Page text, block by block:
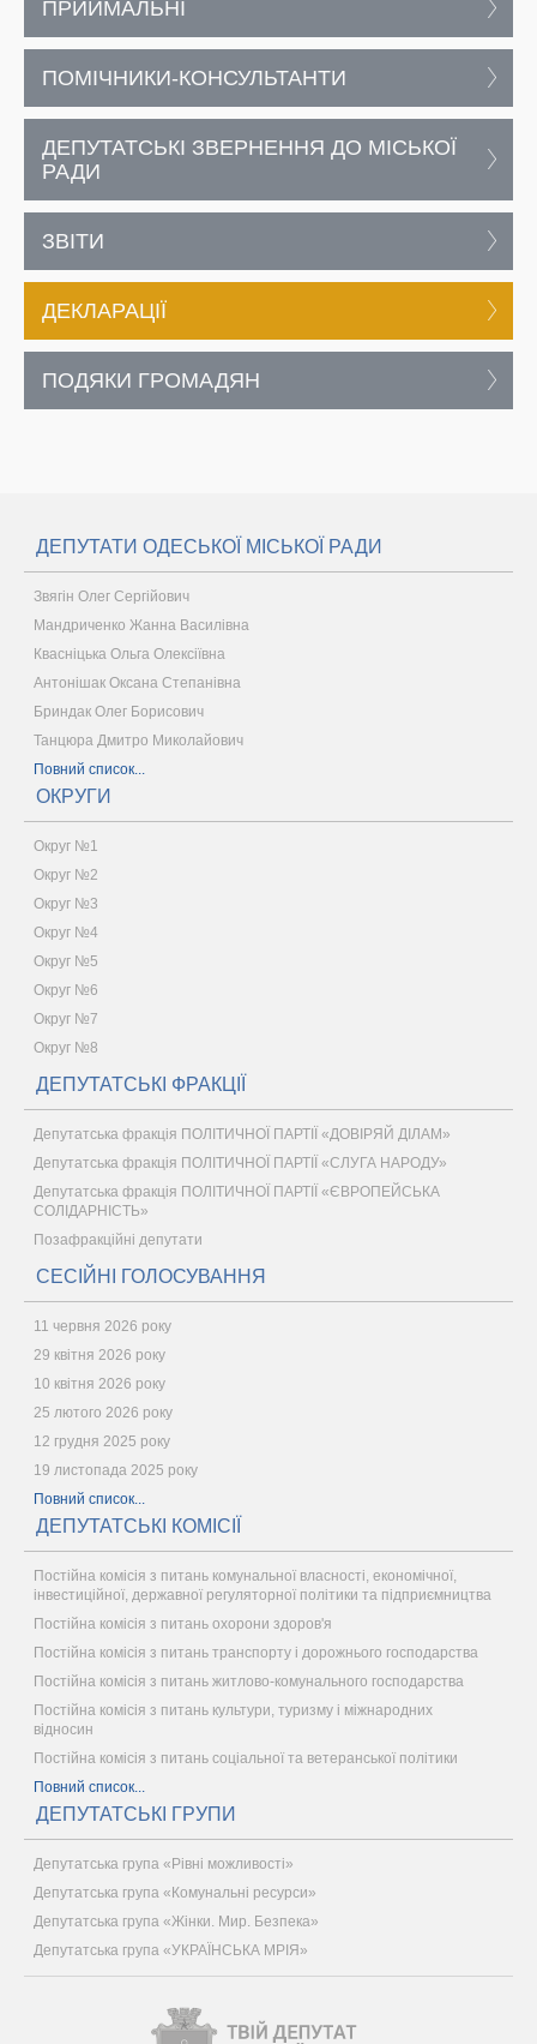
ПРИЙМАЛЬНІ
ПОМІЧНИКИ-КОНСУЛЬТАНТИ
ДЕПУТАТСЬКІ ЗВЕРНЕННЯ ДО МІСЬКОЇ
РАДИ
ЗВІТИ
ДЕКЛАРАЦІЇ
ПОДЯКИ ГРОМАДЯН
ДЕПУТАТИ ОДЕСЬКОЇ МІСЬКОЇ РАДИ
Звягін Олег Сергійович
Мандриченко Жанна Василівна
Квасніцька Ольга Олексіївна
Антонішак Оксана Степанівна
Бриндак Олег Борисович
Танцюра Дмитро Миколайович
Повний список...
ОКРУГИ
Округ №1
Округ №2
Округ №3
Округ №4
Округ №5
Округ №6
Округ №7
Округ №8
ДЕПУТАТСЬКІ ФРАКЦІЇ
Депутатська фракція ПОЛІТИЧНОЇ ПАРТІЇ «ДОВІРЯЙ ДІЛАМ»
Депутатська фракція ПОЛІТИЧНОЇ ПАРТІЇ «СЛУГА НАРОДУ»
Депутатська фракція ПОЛІТИЧНОЇ ПАРТІЇ «ЄВРОПЕЙСЬКА
СОЛІДАРНІСТЬ»
Позафракційні депутати
СЕСІЙНІ ГОЛОСУВАННЯ
11 червня 2026 року
29 квітня 2026 року
10 квітня 2026 року
25 лютого 2026 року
12 грудня 2025 року
19 листопада 2025 року
Повний список...
ДЕПУТАТСЬКІ КОМІСІЇ
Постійна комісія з питань комунальної власності, економічної,
інвестиційної, державної регуляторної політики та підприємництва
Постійна комісія з питань охорони здоров'я
Постійна комісія з питань транспорту і дорожнього господарства
Постійна комісія з питань житлово-комунального господарства
Постійна комісія з питань культури, туризму і міжнародних
відносин
Постійна комісія з питань соціальної та ветеранської політики
Повний список...
ДЕПУТАТСЬКІ ГРУПИ
Депутатська група «Рівні можливості»
Депутатська група «Комунальні ресурси»
Депутатська група «Жінки. Мир. Безпека»
Депутатська група «УКРАЇНСЬКА МРІЯ»